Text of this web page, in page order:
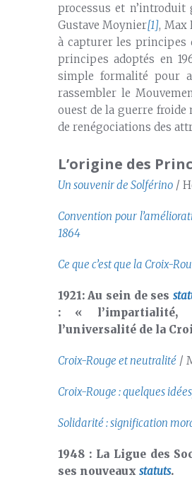
processus et
Gustave Moynier[1], Max
à capturer les principes
principes adoptés en
simple formalité pour
rassembler le
ouest de la guerre froide
de renégociations des
L’origine des
Un souvenir de Solférino /
Convention pour
1864
Ce que c’est que la Croix-
1921: Au sein de ses
: « l’impartialité,
l’universalité de la
Croix-Rouge et neutralité /
Croix-Rouge : quelques
Solidarité : signification
1948 : La Ligue des
ses nouveaux statuts.